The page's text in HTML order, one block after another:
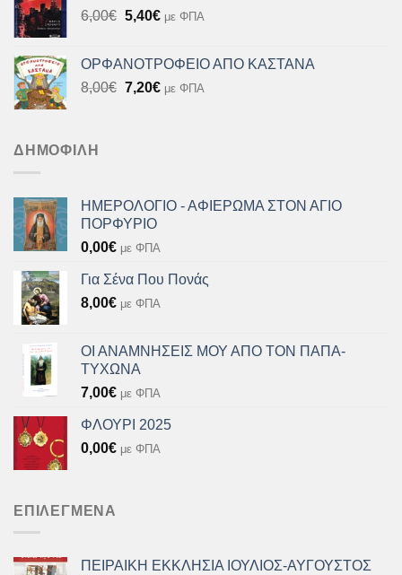
7,20€.
6,00€ Original
6,00€.
5,40€Η
είναι:
5,40€.
με ΦΠΑ
ΟΡΦΑΝΟΤΡΟΦΕΙΟ ΑΠΟ ΚΑΣΤΑΝΑ
8,00€ Original
7,20€Ημε ΦΠΑ
ΔΗΜΟΦΙΛΉ
ΗΜΕΡΟΛΟΓΙΟ - ΑΦΙΕΡΩΜΑ ΣΤΟΝ ΑΓΙΟ
ΠΟΡΦΥΡΙΟ
0,00€ με ΦΠΑ
Για Σένα Που Πονάς
8,00€ με ΦΠΑ
ΟΙ ΑΝΑΜΝΗΣΕΙΣ ΜΟΥ ΑΠΟ ΤΟΝ ΠΑΠΑ-
ΤΥΧΩΝΑ
7,00€ με ΦΠΑ
ΦΛΟΥΡΙ 2025
0,00€ με ΦΠΑ
ΕΠΙΛΕΓΜΈΝΑ
ΠΕΙΡΑΙΚΗ ΕΚΚΛΗΣΙΑ ΙΟΥΛΙΟΣ-ΑΥΓΟΥΣΤΟΣ